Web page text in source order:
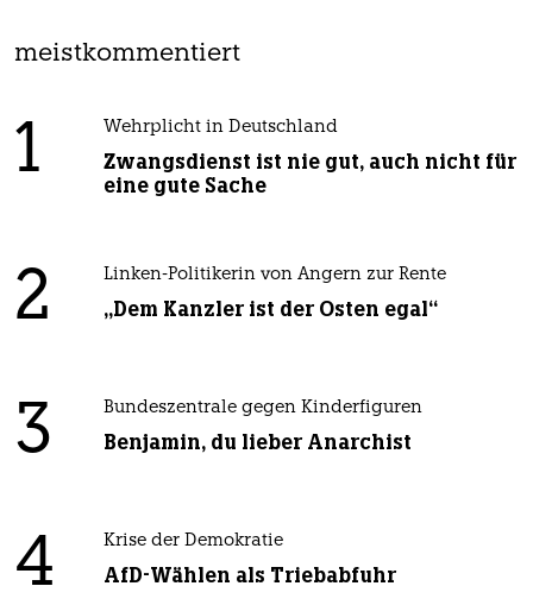
meistkommentiert
1 Wehrplicht in Deutschland
Zwangsdienst ist nie gut, auch nicht für
eine gute Sache
2 Linken-Politikerin von Angern zur Rente
„Dem Kanzler ist der Osten egal“
3 Bundeszentrale gegen Kinderfiguren
Benjamin, du lieber Anarchist
4 Krise der Demokratie
AfD-Wählen als Triebabfuhr